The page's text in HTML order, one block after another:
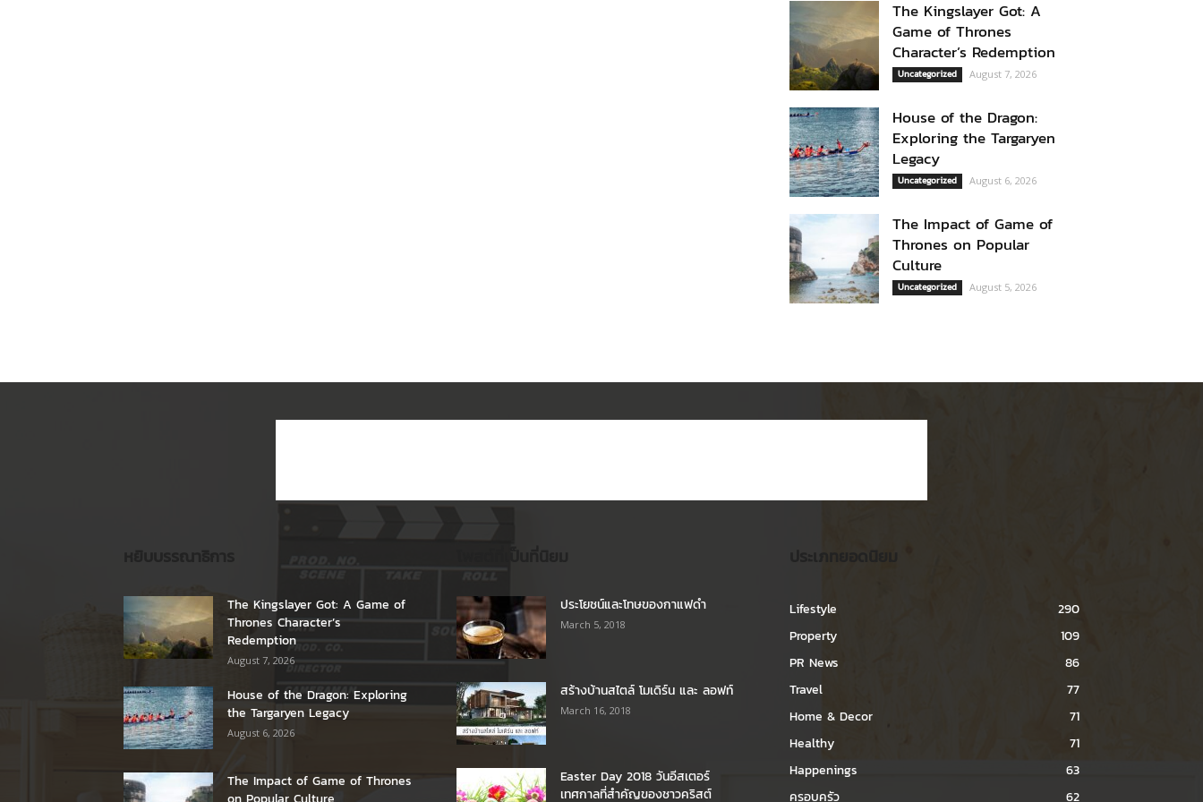
The Kingslayer Got: A
Game of Thrones
Character’s Redemption
Uncategorized August 7, 2026
House of the Dragon:
Exploring the Targaryen
Legacy
Uncategorized August 6, 2026
The Impact of Game of
Thrones on Popular
Culture
Uncategorized August 5, 2026
The Kingslayer Got: A Game of
Thrones Character’s
Redemption
August 7, 2026
House of the Dragon: Exploring
the Targaryen Legacy
August 6, 2026
The Impact of Game of Thrones
ประโยชน์และโทษของกาแฟดำ
March 5, 2018
สร้างบ้านสไตล์ โมเดิร์น และ ลอฟท์
March 16, 2018
Easter Day 2018 วันอีสเตอร์
เทศกาลที่สำคัญของชาวคริสต์
Lifestyle
290
Property
109
PR News
86
Travel
77
Home & Decor
71
Healthy
71
Happenings
63
ครอบครัว
62